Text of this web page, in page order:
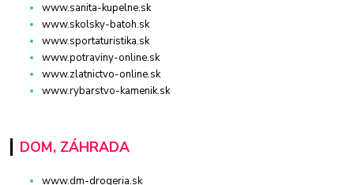
www.sanita-kupelne.sk
www.skolsky-batoh.sk
www.sportaturistika.sk
www.potraviny-online.sk
www.zlatnictvo-online.sk
www.rybarstvo-kamenik.sk
DOM, ZÁHRADA
www.dm-drogeria.sk